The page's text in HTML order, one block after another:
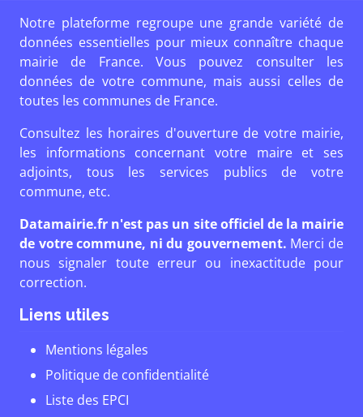
Notre plateforme regroupe une grande variété de
données essentielles pour mieux connaître chaque
mairie de France. Vous pouvez consulter les
données de votre commune, mais aussi celles de
toutes les communes de France.
Consultez les horaires d'ouverture de votre mairie,
les informations concernant votre maire et ses
adjoints, tous les services publics de votre
commune, etc.
Datamairie.fr n'est pas un site officiel de la mairie
de votre commune, ni du gouvernement. Merci de
nous signaler toute erreur ou inexactitude pour
correction.
Liens utiles
Mentions légales
Politique de confidentialité
Liste des EPCI